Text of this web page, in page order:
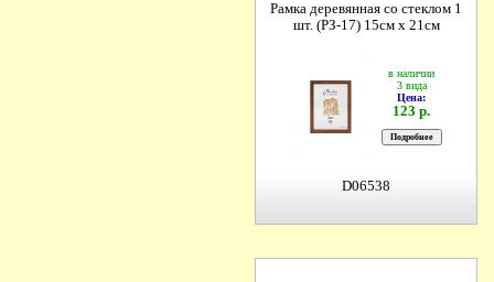
Рамка деревянная со стеклом 1
шт. (РЗ-17) 15см х 21см
в наличии
3 вида
Цена:
123 р.
D06538